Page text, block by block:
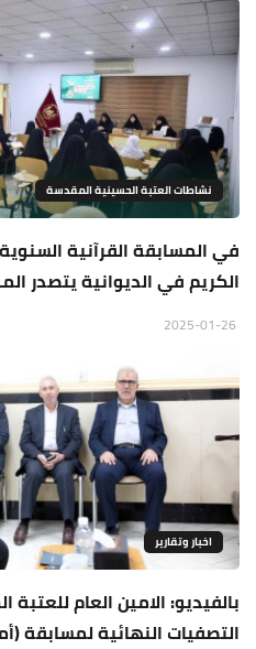
نشاطات العتبة الحسينية المقدسة
في المسابقة القرآنية السنوية
الكريم في الديوانية يتصدر
اخبار وتقارير
بالفيديو: الامين العام
التصفيات النهائية لمسابقة